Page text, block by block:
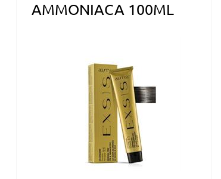
AMMONIACA 100ML